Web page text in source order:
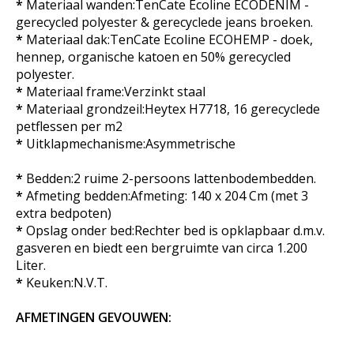
* Materiaal wanden:TenCate Ecoline ECODENIM -
gerecycled polyester & gerecyclede jeans broeken.
* Materiaal dak:TenCate Ecoline ECOHEMP - doek,
hennep, organische katoen en 50% gerecycled
polyester.
* Materiaal frame:Verzinkt staal
* Materiaal grondzeil:Heytex H7718, 16 gerecyclede
petflessen per m2
* Uitklapmechanisme:Asymmetrische
* Bedden:2 ruime 2-persoons lattenbodembedden.
* Afmeting bedden:Afmeting: 140 x 204 Cm (met 3
extra bedpoten)
* Opslag onder bed:Rechter bed is opklapbaar d.m.v.
gasveren en biedt een bergruimte van circa 1.200
Liter.
* Keuken:N.V.T.
AFMETINGEN GEVOUWEN: